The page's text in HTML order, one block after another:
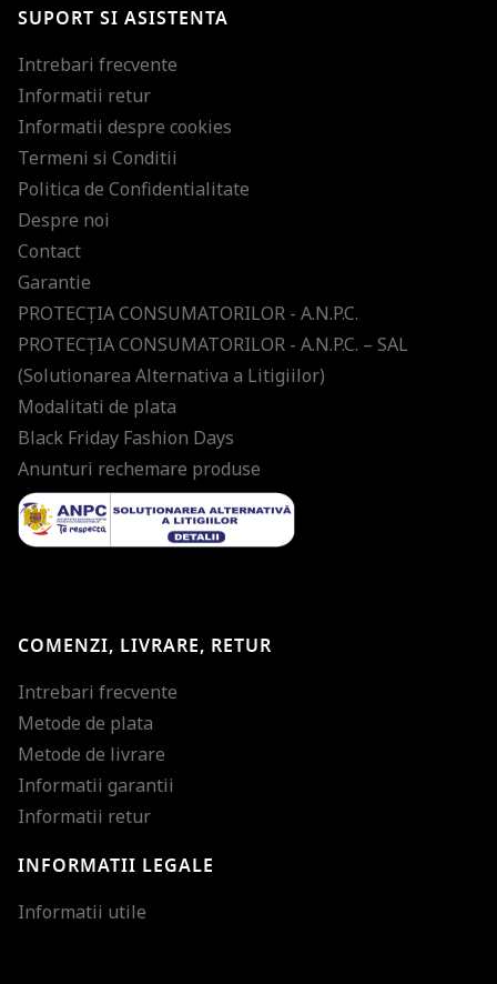
SUPORT SI ASISTENTA
Intrebari frecvente
Informatii retur
Informatii despre cookies
Termeni si Conditii
Politica de Confidentialitate
Despre noi
Contact
Garantie
PROTECŢIA CONSUMATORILOR - A.N.P.C.
PROTECŢIA CONSUMATORILOR - A.N.P.C. – SAL
(Solutionarea Alternativa a Litigiilor)
Modalitati de plata
Black Friday Fashion Days
Anunturi rechemare produse
COMENZI, LIVRARE, RETUR
Intrebari frecvente
Metode de plata
Metode de livrare
Informatii garantii
Informatii retur
INFORMATII LEGALE
Informatii utile